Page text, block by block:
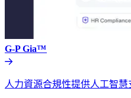
G-P Gia™​​
人力資源合規性提供人工智慧